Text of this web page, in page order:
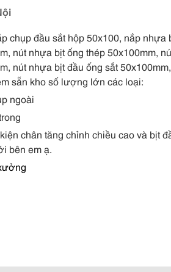
chụp đầu sắt hộp 50x100, nắp nhựa
nút nhựa bịt ống thép 50x100mm,
nút nhựa bịt đầu ống sắt
sẵn kho số lượng lớn các loại:
ngoài
chân tăng chỉnh chiều cao và bịt
bên em ạ.